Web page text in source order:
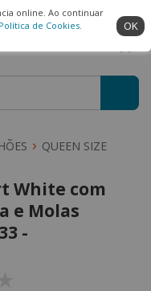
online. Ao continuar
Política de Cookies. OK
Seguro
QUEEN SIZE
White com
e Molas
-